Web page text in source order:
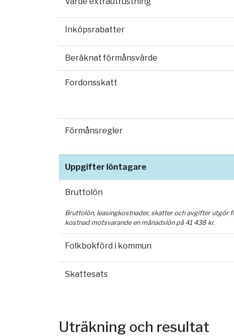
Inköpsrabatter
Beräknat förmånsvärde
Fordonsskatt
Förmånsregler
Uppgifter löntagare
Bruttolön
Bruttolön, leasingkostnader, skatter och avgifter utgör
kostnad motsvarande en månadslön på 41 438kr.
Folkbokförd i kommun
Skattesats
Uträkning och resultat